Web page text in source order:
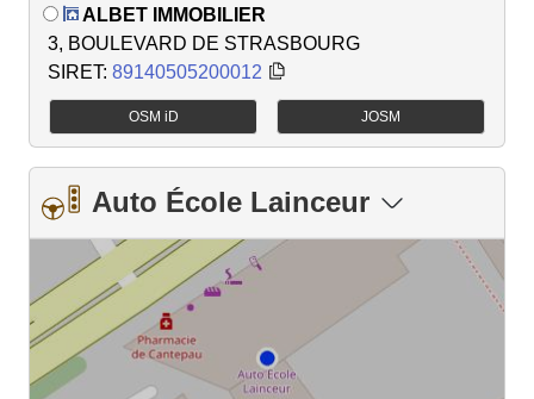
ALBET IMMOBILIER
3, BOULEVARD DE STRASBOURG
SIRET: 89140505200012
OSM iD JOSM
Auto École Lainceur